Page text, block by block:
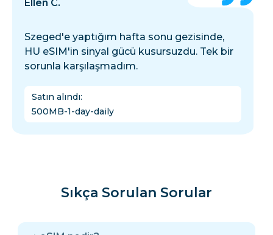
Ellen C.
Szeged'e yaptığım hafta sonu gezisinde,
HU eSIM'in sinyal gücü kusursuzdu. Tek bir
sorunla karşılaşmadım.
Satın alındı:
500MB-1-day-daily
Sıkça Sorulan Sorular